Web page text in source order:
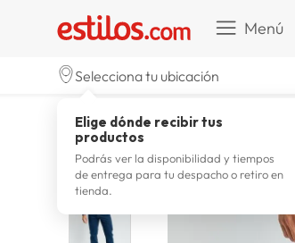
Menú
Selecciona tu ubicación
Elige dónde recibir tus
productos
Podrás ver la disponibilidad y tiempos
de entrega para tu despacho o retiro en
tienda.